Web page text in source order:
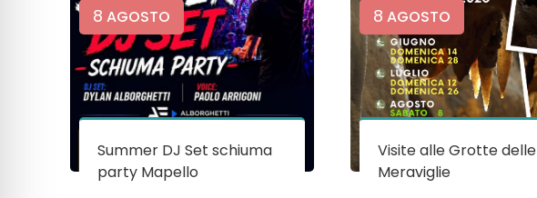
8 AGOSTO
Summer DJ Set schiuma
party Mapello
8 AGOSTO
Visite alle Grotte delle
Meraviglie